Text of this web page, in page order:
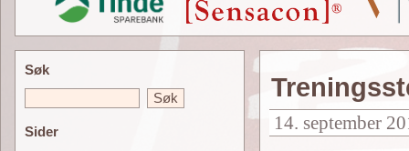
14. september
Søk
Sider